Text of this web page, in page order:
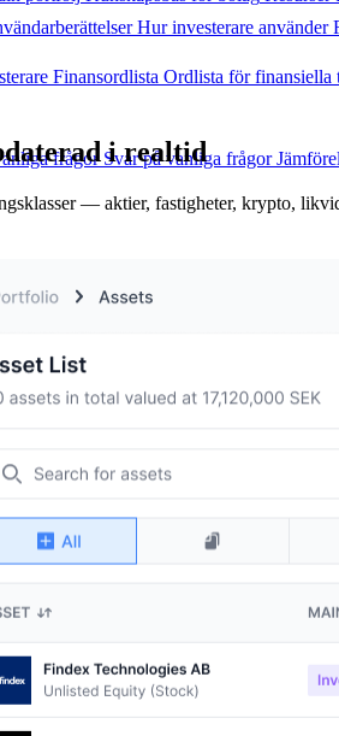
Hur investerare använder
Finansordlista Ordlista för finansiella
frågor Svar på vanliga frågor
i realtid
— aktier, fastigheter, krypto,